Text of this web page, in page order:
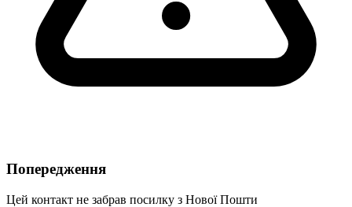
Попередження
Цей контакт не забрав посилку з Нової Пошти